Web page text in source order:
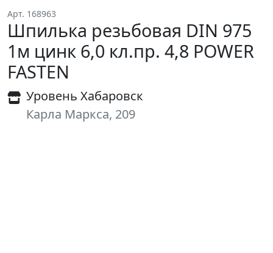
Арт. 168963
Шпилька резьбовая DIN 975
1м цинк 6,0 кл.пр. 4,8 POWER
FASTEN
Уровень Хабаровск
Карла Маркса, 209